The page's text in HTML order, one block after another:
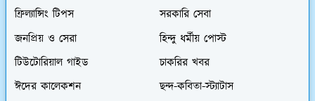
ফ্রিল্যান্সিং টিপস
সরকারি সেবা
জনপ্রিয় ও সেরা
হিন্দু ধর্মীয় পোস্ট
টিউটোরিয়াল গাইড
চাকরির খবর
ঈদের কালেকশন
ছন্দ-কবিতা-স্ট্যাটাস